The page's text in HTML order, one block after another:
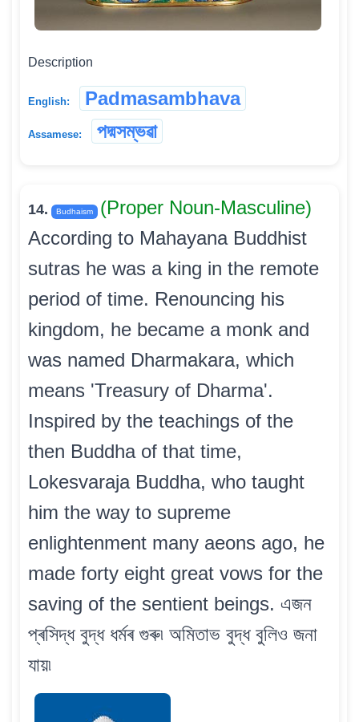
Description
English: Padmasambhava
Assamese: পদ্মসম্ভৱা
14. Budhaism
(Proper Noun-Masculine)
According to Mahayana Buddhist
sutras he was a king in the remote
period of time. Renouncing his
kingdom, he became a monk and
was named Dharmakara, which
means 'Treasury of Dharma'.
Inspired by the teachings of the
then Buddha of that time,
Lokesvaraja Buddha, who taught
him the way to supreme
enlightenment many aeons ago, he
made forty eight great vows for the
saving of the sentient beings. এজন
প্ৰসিদ্ধ বুদ্ধ ধৰ্মৰ গুৰু৷ অমিতাভ বুদ্ধ বুলিও জনা
যায়৷